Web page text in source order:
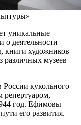
уникальные
о деятельности
книги художников
музеев
России кукольного
репертуаром,
год. Ефимовы
его развития.